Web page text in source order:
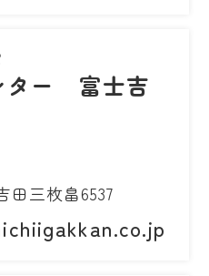
ター 富士吉
田三枚畠6537